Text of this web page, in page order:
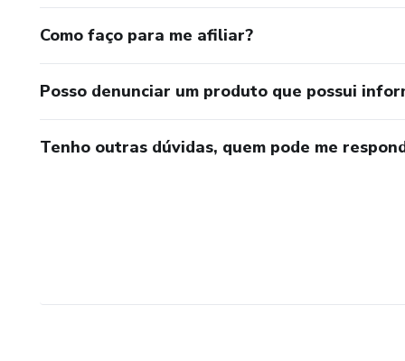
Como faço para me afiliar?
Posso denunciar um produto que possui
Tenho outras dúvidas, quem pode me